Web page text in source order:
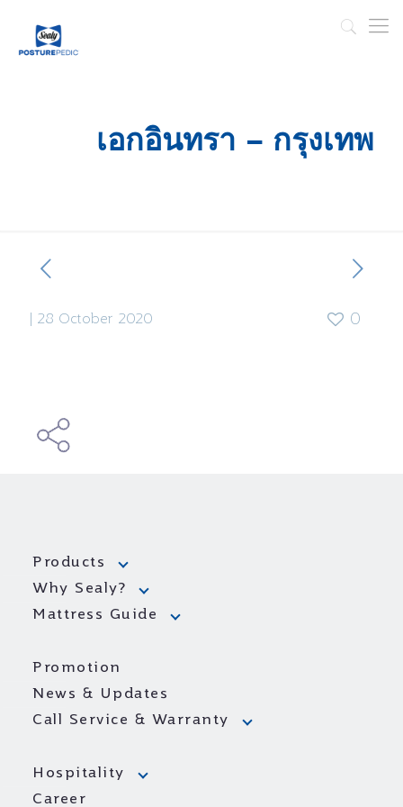
เอกอินทรา – กรุงเทพ
28 October 2020 0
Products
Why Sealy?
Mattress Guide
Promotion
News & Updates
Call Service & Warranty
Hospitality
Career